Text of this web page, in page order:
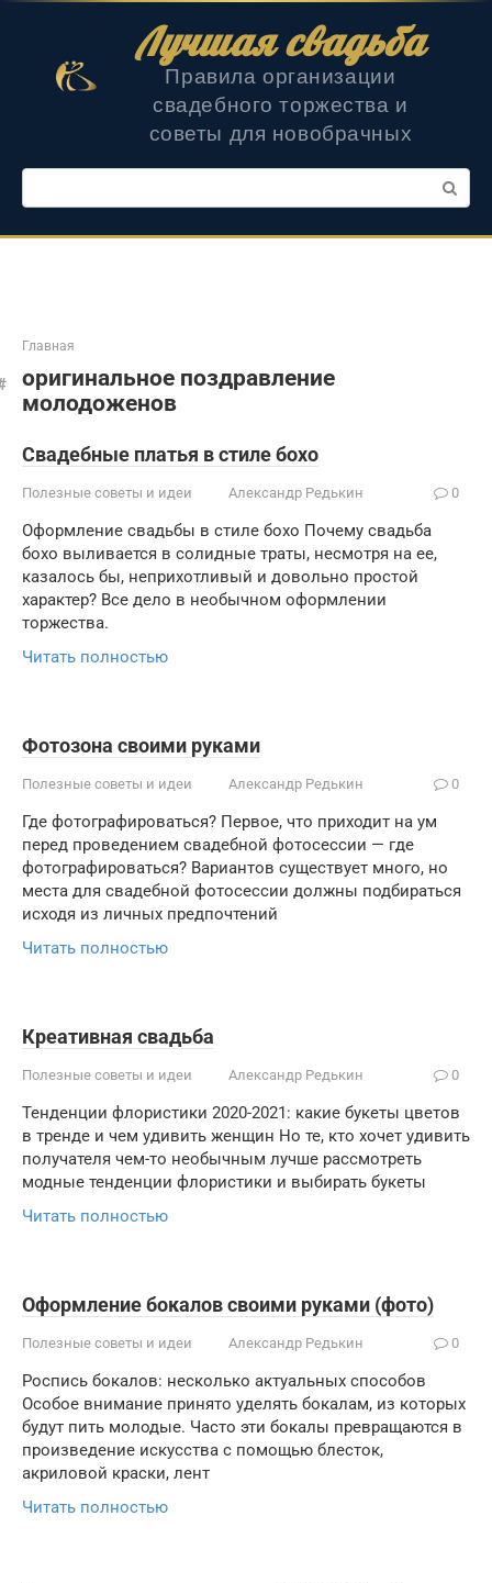
Лучшая свадьба
Правила организации
свадебного торжества и
советы для новобрачных
Поиск:
Главная
оригинальное поздравление
молодоженов
Свадебные платья в стиле бохо
Полезные советы и идеи Александр Редькин 0
Оформление свадьбы в стиле бохо Почему свадьба
бохо выливается в солидные траты, несмотря на ее,
казалось бы, неприхотливый и довольно простой
характер? Все дело в необычном оформлении
торжества.
Читать полностью
Фотозона своими руками
Полезные советы и идеи Александр Редькин 0
Где фотографироваться? Первое, что приходит на ум
перед проведением свадебной фотосессии — где
фотографироваться? Вариантов существует много, но
места для свадебной фотосессии должны подбираться
исходя из личных предпочтений
Читать полностью
Креативная свадьба
Полезные советы и идеи Александр Редькин 0
Тенденции флористики 2020-2021: какие букеты цветов
в тренде и чем удивить женщин Но те, кто хочет удивить
получателя чем-то необычным лучше рассмотреть
модные тенденции флористики и выбирать букеты
Читать полностью
Оформление бокалов своими руками (фото)
Полезные советы и идеи Александр Редькин 0
Роспись бокалов: несколько актуальных способов
Особое внимание принято уделять бокалам, из которых
будут пить молодые. Часто эти бокалы превращаются в
произведение искусства с помощью блесток,
акриловой краски, лент
Читать полностью